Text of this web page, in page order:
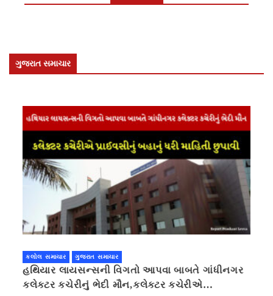
ગુજરાત સમાચાર
કલોલ સમાચાર ગુજરાત સમાચાર
હથિયાર લાયસન્સની વિગતો આપવા બાબતે ગાંધીનગર
કલેક્ટર કચેરીનું ભેદી મૌન,કલેક્ટર કચેરીએ